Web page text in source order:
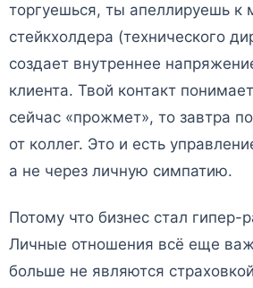
торгуешься, ты апеллируешь к
стейкхолдера (технического
создает внутреннее
клиента. Твой контакт
сейчас «прожмет», то завтра
от коллег. Это и есть
а не через личную симпатию.
Потому что бизнес стал гипер-
Личные отношения всё еще
больше не являются